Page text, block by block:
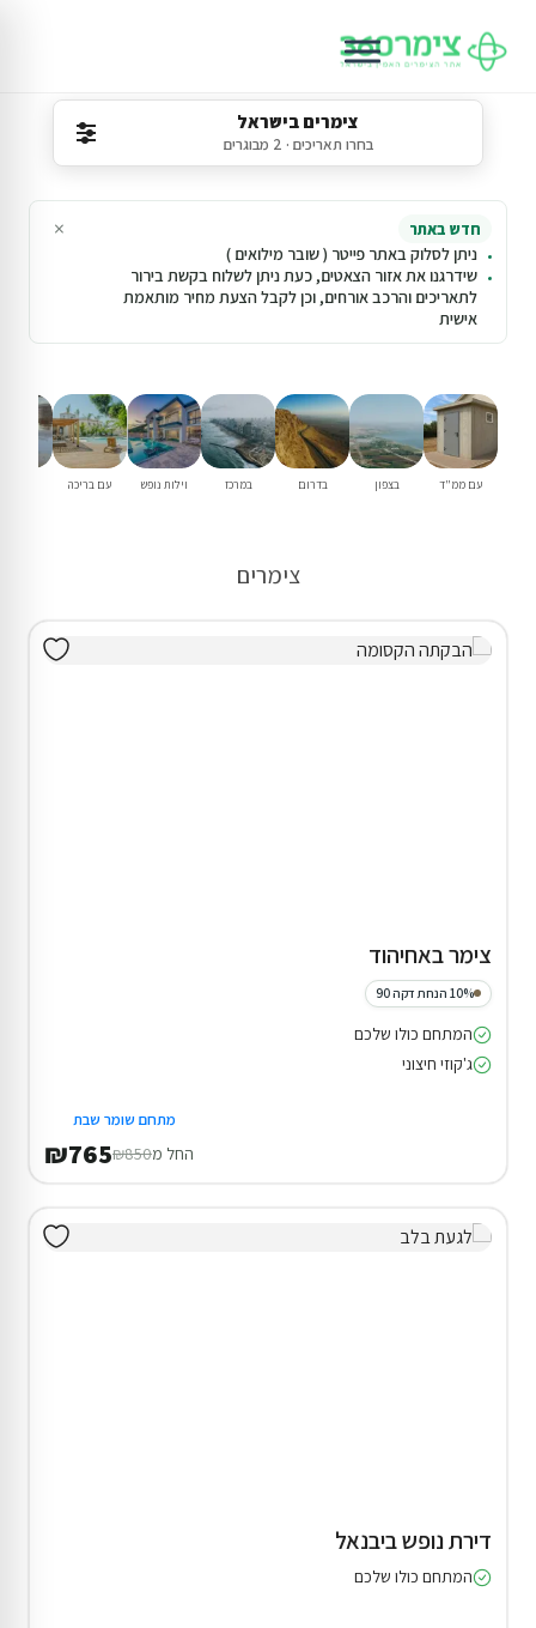
צימרים בישראל
בחרו תאריכים · 2 מבוגרים
חדש באתר
ניתן לסלוק באתר פייטר ( שובר מילואים )
שידרגנו את אזור הצאטים, כעת ניתן לשלוח בקשת בירור
לתאריכים והרכב אורחים, וכן לקבל הצעת מחיר מותאמת
אישית
×
עם ממ"ד בצפון בדרום במרכז וילות נופש עם בריכה
צימרים
צימר באחיהוד
10% הנחת דקה 90
המתחם כולו שלכם
ג'קוזי חיצוני
מתחם שומר שבת
החל מ₪850
₪765
דירת נופש ביבנאל
המתחם כולו שלכם